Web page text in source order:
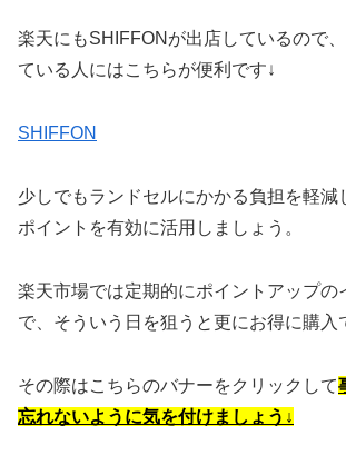
楽天にもSHIFFONが出店しているので
ている人にはこちらが便利です↓
SHIFFON
少しでもランドセルにかかる負担を軽減
ポイントを有効に活用しましょう。
楽天市場では定期的にポイントアップの
で、そういう日を狙うと更にお得に購入
その際はこちらのバナーをクリックして
忘れないように気を付けましょう↓